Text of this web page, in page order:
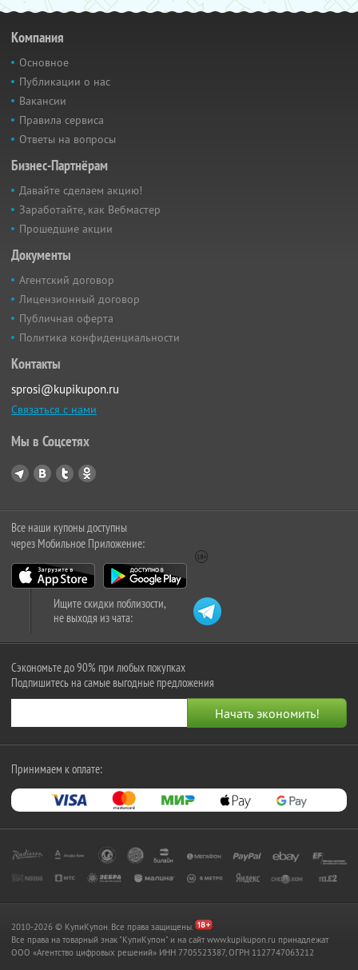
Компания
Основное
Публикации о нас
Вакансии
Правила сервиса
Ответы на вопросы
Бизнес-Партнёрам
Давайте сделаем акцию!
Заработайте, как Вебмастер
Прошедшие акции
Документы
Агентский договор
Лицензионный договор
Публичная оферта
Политика конфиденциальности
Контакты
sprosi@kupikupon.ru
Связаться с нами
Мы в Соцсетях
Все наши купоны доступны
через Мобильное Приложение:
Ищите скидки поблизости,
не выходя из чата:
Сэкономьте до 90% при любых покупках
Подпишитесь на самые выгодные предложения
Принимаем к оплате:
2010-2026 © КупиКупон. Все права защищены.
Все права на товарный знак "КупиКупон" и на сайт www.kupikupon.ru принадлежат
OOO «Агентство цифровых решений» ИНН 7705523387, ОГРН 1127747063212